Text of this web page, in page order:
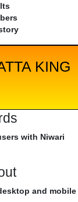
KING
with Niwari
and mobile